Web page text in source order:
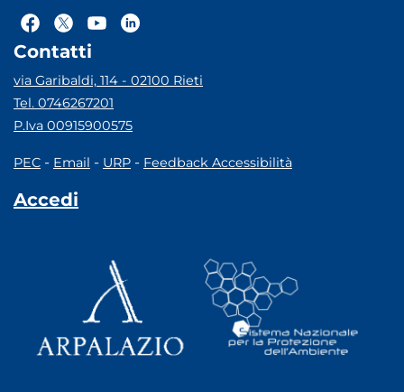
Contatti
via Garibaldi, 114 - 02100 Rieti
Tel. 0746267201
P.Iva 00915900575
PEC - Email - URP - Feedback Accessibilità
Accedi